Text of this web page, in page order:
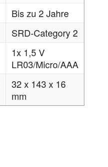
Bis zu 2 Jahre
SRD-Category 2
1x 1,5 V
LR03/Micro/AAA
32 x 143 x 16
mm